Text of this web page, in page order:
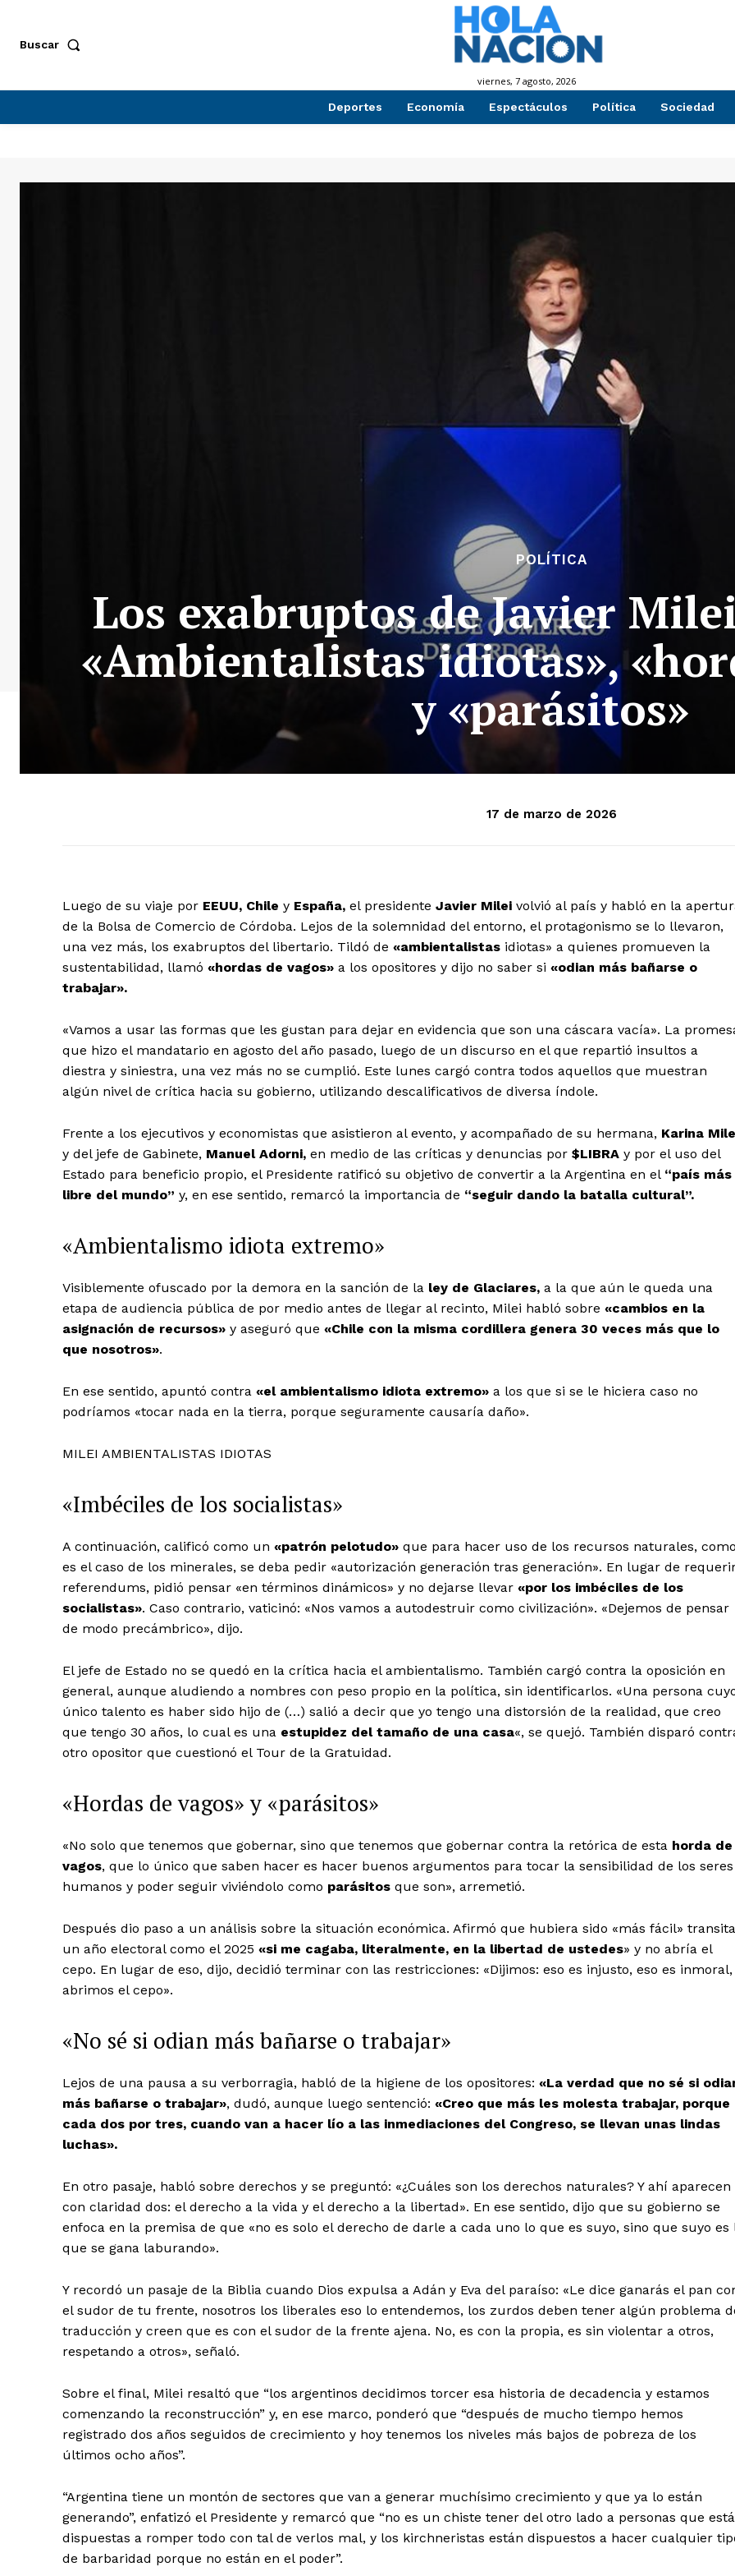
Buscar
viernes, 7 agosto, 2026
Deportes Economía Espectáculos Política Sociedad
POLÍTICA
Los exabruptos de Javier
«Ambientalistas idiotas»,
y «parásitos»
17 de marzo de 2026
Luego de su viaje por EEUU, Chile y España, el presidente Javier Milei volvió al país y habló en la
de la Bolsa de Comercio de Córdoba. Lejos de la solemnidad del entorno, el protagonismo se lo llevaron,
una vez más, los exabruptos del libertario. Tildó de «ambientalistas idiotas» a quienes promueven la
sustentabilidad, llamó «hordas de vagos» a los opositores y dijo no saber si «odian más bañarse o
trabajar».
«Vamos a usar las formas que les gustan para dejar en evidencia que son una cáscara vacía». La
que hizo el mandatario en agosto del año pasado, luego de un discurso en el que repartió insultos a
diestra y siniestra, una vez más no se cumplió. Este lunes cargó contra todos aquellos que muestran
algún nivel de crítica hacia su gobierno, utilizando descalificativos de diversa índole.
Frente a los ejecutivos y economistas que asistieron al evento, y acompañado de su hermana, Karina
y del jefe de Gabinete, Manuel Adorni, en medio de las críticas y denuncias por $LIBRA y por el uso del
Estado para beneficio propio, el Presidente ratificó su objetivo de convertir a la Argentina en el “país más
libre del mundo” y, en ese sentido, remarcó la importancia de “seguir dando la batalla cultural”.
«Ambientalismo idiota extremo»
Visiblemente ofuscado por la demora en la sanción de la ley de Glaciares, a la que aún le queda una
etapa de audiencia pública de por medio antes de llegar al recinto, Milei habló sobre «cambios en la
asignación de recursos» y aseguró que «Chile con la misma cordillera genera 30 veces más que lo
que nosotros».
En ese sentido, apuntó contra «el ambientalismo idiota extremo» a los que si se le hiciera caso no
podríamos «tocar nada en la tierra, porque seguramente causaría daño».
MILEI AMBIENTALISTAS IDIOTAS
«Imbéciles de los socialistas»
A continuación, calificó como un «patrón pelotudo» que para hacer uso de los recursos naturales, como
es el caso de los minerales, se deba pedir «autorización generación tras generación». En lugar de
referendums, pidió pensar «en términos dinámicos» y no dejarse llevar «por los imbéciles de los
socialistas». Caso contrario, vaticinó: «Nos vamos a autodestruir como civilización». «Dejemos de pensar
de modo precámbrico», dijo.
El jefe de Estado no se quedó en la crítica hacia el ambientalismo. También cargó contra la oposición en
general, aunque aludiendo a nombres con peso propio en la política, sin identificarlos. «Una persona
único talento es haber sido hijo de (…) salió a decir que yo tengo una distorsión de la realidad, que creo
que tengo 30 años, lo cual es una estupidez del tamaño de una casa«, se quejó. También disparó
otro opositor que cuestionó el Tour de la Gratuidad.
«Hordas de vagos» y «parásitos»
«No solo que tenemos que gobernar, sino que tenemos que gobernar contra la retórica de esta horda de
vagos, que lo único que saben hacer es hacer buenos argumentos para tocar la sensibilidad de los seres
humanos y poder seguir viviéndolo como parásitos que son», arremetió.
Después dio paso a un análisis sobre la situación económica. Afirmó que hubiera sido «más fácil»
un año electoral como el 2025 «si me cagaba, literalmente, en la libertad de ustedes» y no abría el
cepo. En lugar de eso, dijo, decidió terminar con las restricciones: «Dijimos: eso es injusto, eso es inmoral,
abrimos el cepo».
«No sé si odian más bañarse o trabajar»
Lejos de una pausa a su verborragia, habló de la higiene de los opositores: «La verdad que no sé si
más bañarse o trabajar», dudó, aunque luego sentenció: «Creo que más les molesta trabajar, porque
cada dos por tres, cuando van a hacer lío a las inmediaciones del Congreso, se llevan unas lindas
luchas».
En otro pasaje, habló sobre derechos y se preguntó: «¿Cuáles son los derechos naturales? Y ahí aparecen
con claridad dos: el derecho a la vida y el derecho a la libertad». En ese sentido, dijo que su gobierno se
enfoca en la premisa de que «no es solo el derecho de darle a cada uno lo que es suyo, sino que suyo es
que se gana laburando».
Y recordó un pasaje de la Biblia cuando Dios expulsa a Adán y Eva del paraíso: «Le dice ganarás el pan
el sudor de tu frente, nosotros los liberales eso lo entendemos, los zurdos deben tener algún problema
traducción y creen que es con el sudor de la frente ajena. No, es con la propia, es sin violentar a otros,
respetando a otros», señaló.
Sobre el final, Milei resaltó que “los argentinos decidimos torcer esa historia de decadencia y estamos
comenzando la reconstrucción” y, en ese marco, ponderó que “después de mucho tiempo hemos
registrado dos años seguidos de crecimiento y hoy tenemos los niveles más bajos de pobreza de los
últimos ocho años”.
“Argentina tiene un montón de sectores que van a generar muchísimo crecimiento y que ya lo están
generando”, enfatizó el Presidente y remarcó que “no es un chiste tener del otro lado a personas que
dispuestas a romper todo con tal de verlos mal, y los kirchneristas están dispuestos a hacer cualquier
de barbaridad porque no están en el poder”.